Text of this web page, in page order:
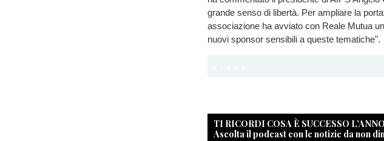
grande senso di libertà. Per ampliare la
associazione ha avviato con Reale Mutua
nuovi sponsor sensibili a queste tematiche".
TI RICORDI COSA È SUCCESSO
Ascolta il podcast con le notizie da non